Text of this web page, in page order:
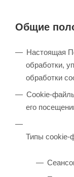
Общие
Настоящая
обработки,
обработки
Cookie-
его
Типы cookie-